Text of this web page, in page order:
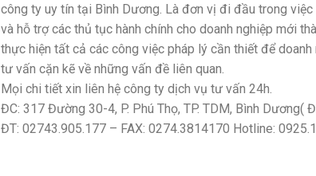
công ty uy tín tại Bình Dương. Là đơn vị đi đầu trong
và hỗ trợ các thủ tục hành chính cho doanh nghiệp mới
thực hiện tất cả các công việc pháp lý cần thiết để
tư vấn cặn kẽ về những vấn đề liên quan.
Mọi chi tiết xin liên hệ công ty dịch vụ tư vấn 24h.
ĐC: 317 Đường 30-4, P. Phú Thọ, TP. TDM, Bình Dương(
ĐT: 02743.905.177 – FAX: 0274.3814170 Hotline: